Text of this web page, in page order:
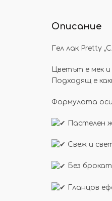
Описание
Гел лак Pretty
Цветът е мек и
Подходящ е
Формулата
Пастелен
Свеж и
Без брокат
Гланцов